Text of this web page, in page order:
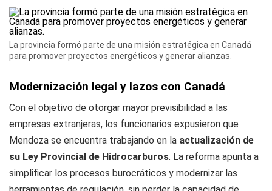
La provincia formó parte de una misión estratégica en Canadá
para promover proyectos energéticos y generar alianzas.
Modernización legal y lazos con Canadá
Con el objetivo de otorgar mayor previsibilidad a las
empresas extranjeras, los funcionarios expusieron que
Mendoza se encuentra trabajando en la actualización de
su Ley Provincial de Hidrocarburos. La reforma apunta a
simplificar los procesos burocráticos y modernizar las